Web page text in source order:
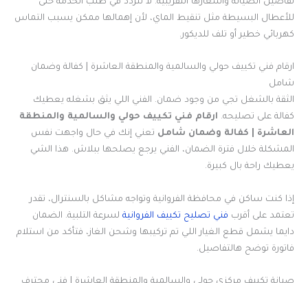
تفاصيل الصيانة وأسعارها التقريبية. لا تتردد في طلب الخدمة حتى
للأعطال البسيطة مثل تنقيط الماي، لأن إهمالها ممكن يسبب التماس
كهربائي خطير أو تلف للديكور.
ارقام فني تكييف حولي والسالمية والمنطقة العاشرة | كفالة وضمان
شامل
الثقة بالشغل تجي من وجود ضمان. الفني اللي يثق بشغله يعطيك
كفالة على تصليحه. ارقام فني تكييف حولي والسالمية والمنطقة
العاشرة | كفالة وضمان شامل تعني إنك في حال واجهت نفس
المشكلة خلال فترة الضمان، الفني يرجع يصلحها ببلاش. هذا الشي
يعطيك راحة بال كبيرة.
إذا كنت ساكن في محافظة الفروانية وتواجه مشاكل بالسنترال، تقدر
تعتمد على أقرب فني تصليح تكييف الفروانية لسرعة التلبية. الضمان
دايما يشمل قطع الغيار اللي تم تركيبها وشحن الغاز، فتأكد من استلام
فاتورة توضح هالتفاصيل.